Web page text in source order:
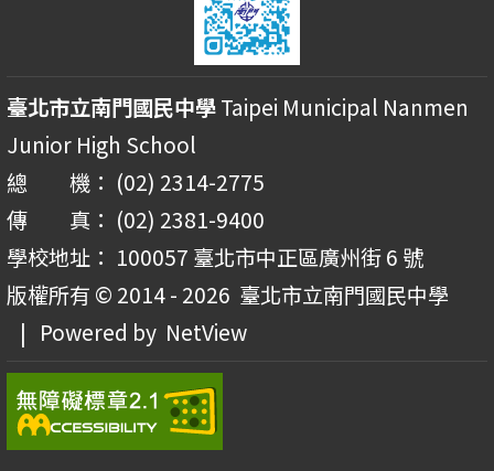
臺北市立南門國民中學Taipei Municipal Nanmen
Junior High School
總 機： (02) 2314-2775
傳 真： (02) 2381-9400
學校地址： 100057 臺北市中正區廣州街 6 號
版權所有 © 2014 - 2026 臺北市立南門國民中學
| Powered by NetView